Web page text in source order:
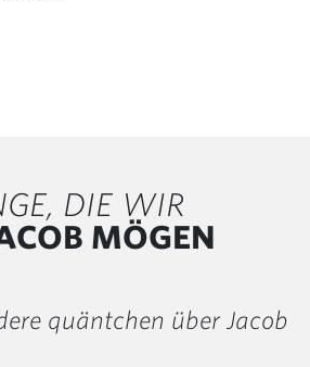
DIE WIR
MÖGEN
quäntchen über Jacob